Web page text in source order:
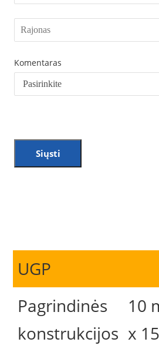
Komentaras
Siųsti
UGP
Pagrindinės
konstrukcijos
10
x